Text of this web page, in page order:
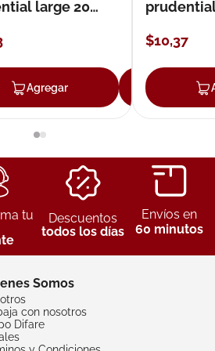
Agregar
large 20
Agregar
$10,37
tu
Descuentos
todos los días
Envíos en
60 minutos
Somos
con nosotros
Difare